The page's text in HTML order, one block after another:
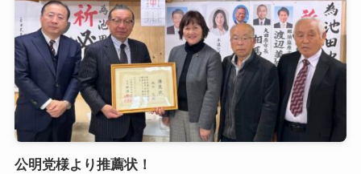
公明党様より推薦状！